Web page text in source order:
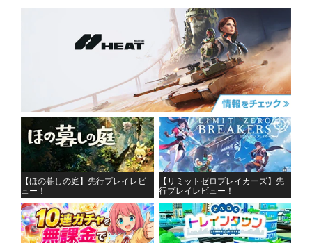
【ほの暮しの庭】先行プレイレビ
ュー！
【リミットゼロブレイカーズ】先
行プレイレビュー！